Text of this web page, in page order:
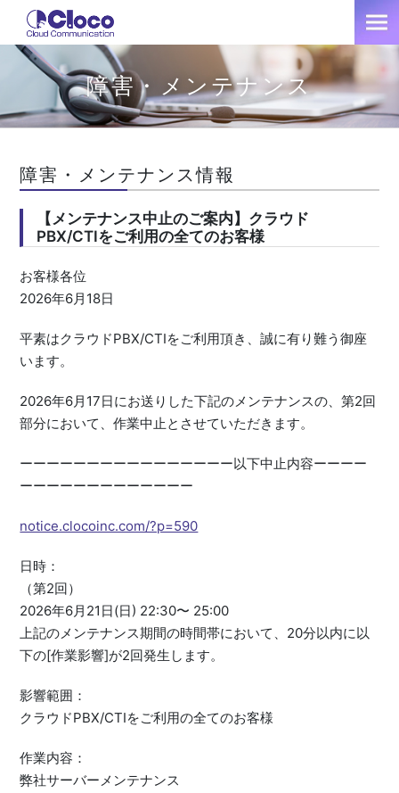
障害・メンテナンス
障害・メンテナンス情報
【メンテナンス中止のご案内】クラウド
PBX/CTIをご利用の全てのお客様
お客様各位
2026年6月18日
平素はクラウドPBX/CTIをご利用頂き、誠に有り難う御座
います。
2026年6月17日にお送りした下記のメンテナンスの、第2回
部分において、作業中止とさせていただきます。
ーーーーーーーーーーーーーーーー以下中止内容ーーーー
ーーーーーーーーーーーーー
notice.clocoinc.com/?p=590
日時：
（第2回）
2026年6月21日(日) 22:30〜 25:00
上記のメンテナンス期間の時間帯において、20分以内に以
下の[作業影響]が2回発生します。
影響範囲：
クラウドPBX/CTIをご利用の全てのお客様
作業内容：
弊社サーバーメンテナンス